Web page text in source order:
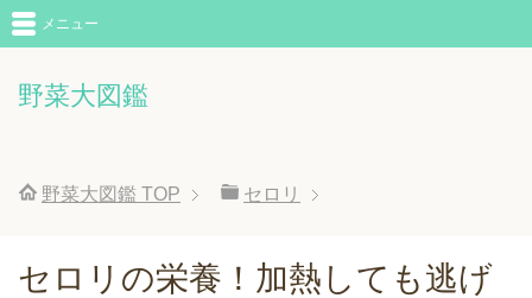
野菜大図鑑
メニュー
野菜大図鑑 TOP セロリ
セロリの栄養！加熱しても逃げ